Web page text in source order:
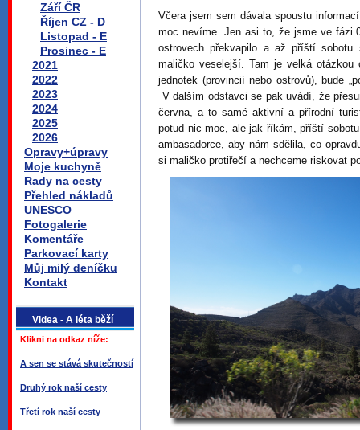
Září ČR
Říjen CZ - D
Listopad - E
Prosinec - E
2021
2022
2023
2024
2025
2026
Opravy+úpravy
Moje kuchyně
Rady na cesty
Přehled nákladů
UNESCO
Fotogalerie
Komentáře
Parkovací karty
Můj milý deníčku
Kontakt
Videa - A léta běží
Klikni na odkaz níže:
A sen se stává skutečností
Druhý rok naší cesty
Třetí rok naší cesty
Včera jsem sem dávala spoustu
moc nevíme. Jen asi to, že jsme ve fázi
ostrovech překvapilo a až příští
maličko veselejší. Tam je velká
jednotek (provincií nebo ostrovů), bude
V dalším odstavci se pak uvádí, že
června, a to samé aktivní a přírodní
potud nic moc, ale jak říkám, příští
ambasadorce, aby nám sdělila, co
si maličko protiřečí a nechceme riskovat